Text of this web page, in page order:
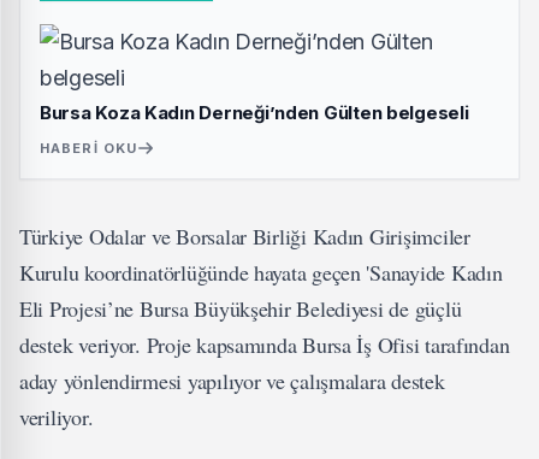
Bursa Koza Kadın Derneği’nden Gülten belgeseli
HABERI OKU
Türkiye Odalar ve Borsalar Birliği Kadın Girişimciler
Kurulu koordinatörlüğünde hayata geçen 'Sanayide Kadın
Eli Projesi’ne Bursa Büyükşehir Belediyesi de güçlü
destek veriyor. Proje kapsamında Bursa İş Ofisi tarafından
aday yönlendirmesi yapılıyor ve çalışmalara destek
veriliyor.